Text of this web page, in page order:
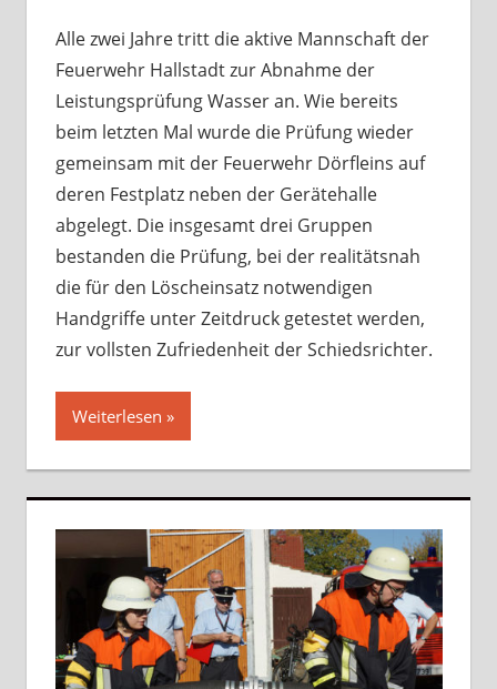
Alle zwei Jahre tritt die aktive Mannschaft der
Feuerwehr Hallstadt zur Abnahme der
Leistungsprüfung Wasser an. Wie bereits
beim letzten Mal wurde die Prüfung wieder
gemeinsam mit der Feuerwehr Dörfleins auf
deren Festplatz neben der Gerätehalle
abgelegt. Die insgesamt drei Gruppen
bestanden die Prüfung, bei der realitätsnah
die für den Löscheinsatz notwendigen
Handgriffe unter Zeitdruck getestet werden,
zur vollsten Zufriedenheit der Schiedsrichter.
Weiterlesen